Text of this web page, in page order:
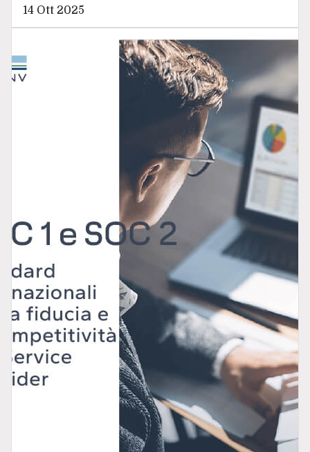
14 Ott 2025